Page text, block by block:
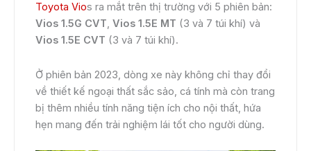
Toyota Vios ra mắt trên thị trường với 5 phiên bản:
Vios 1.5G CVT, Vios 1.5E MT (3 và 7 túi khí) và
Vios 1.5E CVT (3 và 7 túi khí).
Ở phiên bản 2023, dòng xe này không chỉ thay đổi
về thiết kế ngoại thất sắc sảo, cá tính mà còn trang
bị thêm nhiều tính năng tiện ích cho nội thất, hứa
hẹn mang đến trải nghiệm lái tốt cho người dùng.